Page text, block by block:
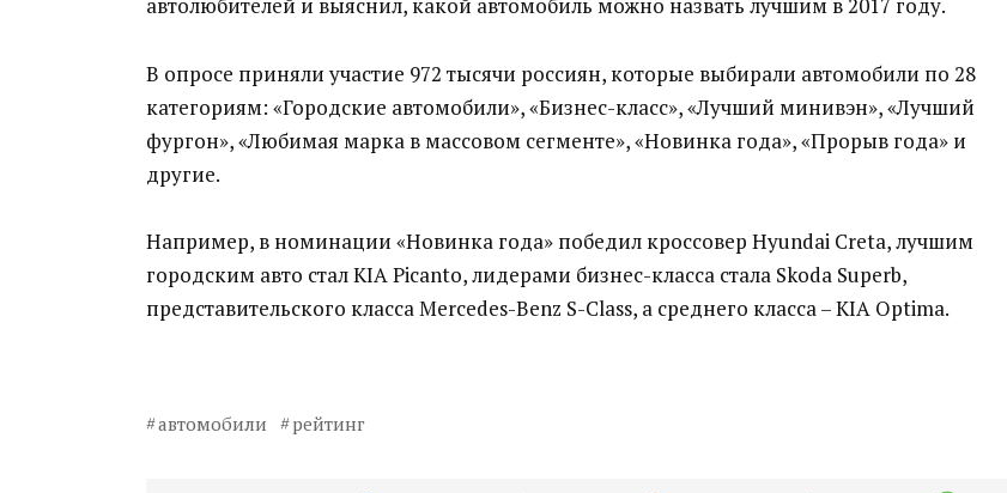
В опросе приняли участие 972 тысячи россиян, которые выбирали автомобили по 28
категориям: «Городские автомобили», «Бизнес-класс», «Лучший минивэн», «Лучший
фургон», «Любимая марка в массовом сегменте», «Новинка года», «Прорыв года» и
другие.
Например, в номинации «Новинка года» победил кроссовер Hyundai Creta, лучшим
городским авто стал KIA Picanto, лидерами бизнес-класса стала Skoda Superb,
представительского класса Mercedes-Benz S-Class, а среднего класса – KIA Optima.
автомобили рейтинг